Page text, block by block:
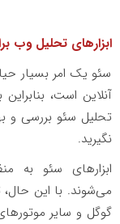
ابزارهای تحلیل وب
سئو یک امر بسیار
آنلاین است،
تحلیل سئو بررسی و
نگیرید.
ابزارهای سئو به
می‌شوند. با این
گوگل و سایر